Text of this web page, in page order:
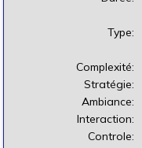
Type:
Complexité:
Stratégie:
Ambiance:
Interaction:
Controle: